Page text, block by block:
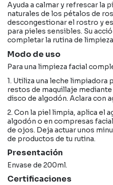
Ayuda a calmar y refrescar la
naturales de los pétalos de
descongestionar el rostro y
para pieles sensibles. Su
completar la rutina de
Modo de uso
Para una limpieza facial
1. Utiliza una leche limpiadora
restos de maquillaje
disco de algodón. Aclara con
2. Con la piel limpia, aplica el
algodón o en compresas
de ojos. Deja actuar unos
de productos de tu rutina.
Presentación
Envase de 200ml.
Certificaciones